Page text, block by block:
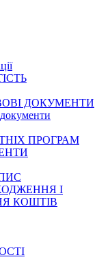
ДОКУМЕНТИ
ПРОГРАМ
І
КОШТІВ